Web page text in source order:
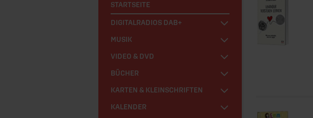
STARTSEITE
DIGITALRADIOS DAB+
MUSIK
VIDEO & DVD
BÜCHER
KARTEN & KLEINSCHRIFTEN
KALENDER